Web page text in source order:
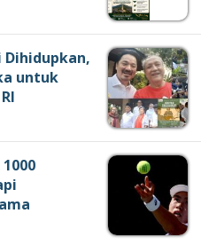
Dihidupkan,
untuk